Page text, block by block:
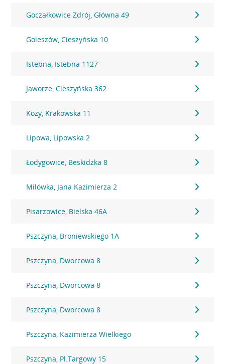
Goczałkowice Zdrój, Główna 49
Goleszów, Cieszyńska 10
Istebna, Istebna 1127
Jaworze, Cieszyńska 362
Kozy, Krakowska 11
Lipowa, Lipowska 2
Łodygowice, Beskidzka 8
Milówka, Jana Kazimierza 2
Pisarzowice, Bielska 46A
Pszczyna, Broniewskiego 1A
Pszczyna, Dworcowa 8
Pszczyna, Dworcowa 8
Pszczyna, Dworcowa 8
Pszczyna, Kazimierza Wielkiego
Pszczyna, Pl.Targowy 15